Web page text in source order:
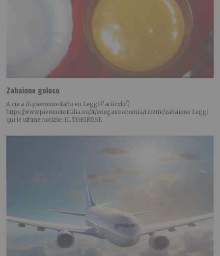
Zabaione goloso
A cura di piemonteitalia.eu Leggi l’articolo👇
https://www.piemonteitalia.eu/it/enogastronomia/ricette/zabaione Leggi
qui le ultime notizie: IL TORINESE